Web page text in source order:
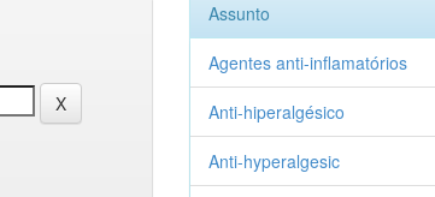
Assunto
Agentes anti-inflamatórios
Anti-hiperalgésico
Anti-hyperalgesic